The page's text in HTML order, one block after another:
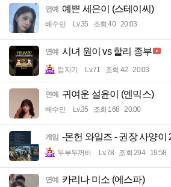
연예 예쁜 세은이 (스테이씨)
배수민 Lv.35 조회 40 20:03
연예 시녀 원이 vs 할리 종부
럼자기 Lv.71 조회 42 20:03
연예 귀여운 설윤이 (엔믹스)
배수민 Lv.35 조회 168 20:00
게임 -몬헌 와일즈 - 권장 사양이
두부두꺼비 Lv.78 조회 294 19:58
연예 카리나 미소 (에스파)